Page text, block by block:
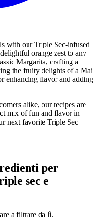
with our Triple Sec-infused
orange zest to any
Margarita, crafting a
the fruity delights of a Mai
enhancing flavor and adding
alike, our recipes are
mix of fun and flavor in
next favorite Triple Sec
per
sec e
a filtrare da lì.